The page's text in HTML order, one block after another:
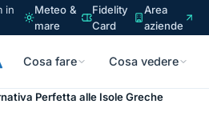
in
Meteo &
mare
Fidelity
Card
Area
aziende
Cosa fare Cosa vedere
Perfetta alle Isole Greche